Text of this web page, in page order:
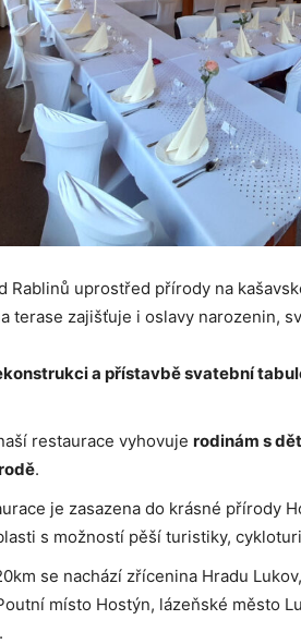
Rablinů uprostřed přírody na
terase zajišťuje i oslavy narozenin,
a přístavbě svatební
restaurace vyhovuje rodinám s
.
je zasazena do krásné přírody
s možností pěší turistiky,
se nachází zřícenina Hradu
místo Hostýn, lázeňské město